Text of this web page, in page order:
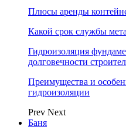
Плюсы аренды
Какой срок службы
Гидроизоляция
долговечности
Преимущества и
гидроизоляции
Prev Next
Баня